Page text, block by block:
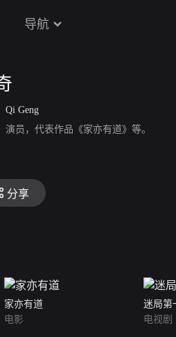
导航
Qi Geng
演员，代表作品《家亦有道》等。
分享
家亦有道
电影
迷局第
电视剧